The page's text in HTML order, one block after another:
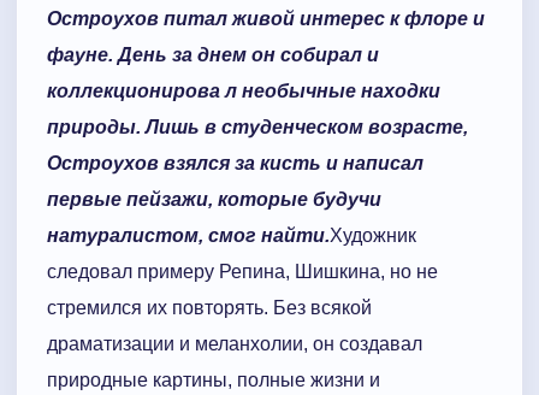
Остроухов питал живой интерес к флоре и
фауне. День за днем он собирал и
коллекционирова л необычные находки
природы. Лишь в студенческом возрасте,
Остроухов взялся за кисть и написал
первые пейзажи, которые будучи
натуралистом, смог найти.Художник
следовал примеру Репина, Шишкина, но не
стремился их повторять. Без всякой
драматизации и меланхолии, он создавал
природные картины, полные жизни и